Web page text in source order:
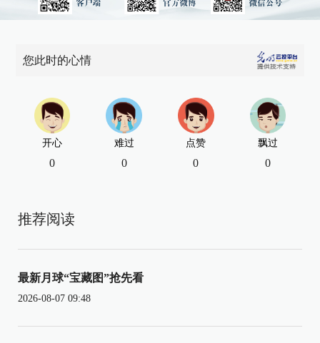
您此时的心情
开心
0
难过
0
点赞
0
飘过
0
推荐阅读
最新月球“宝藏图”抢先看
2026-08-07 09:48